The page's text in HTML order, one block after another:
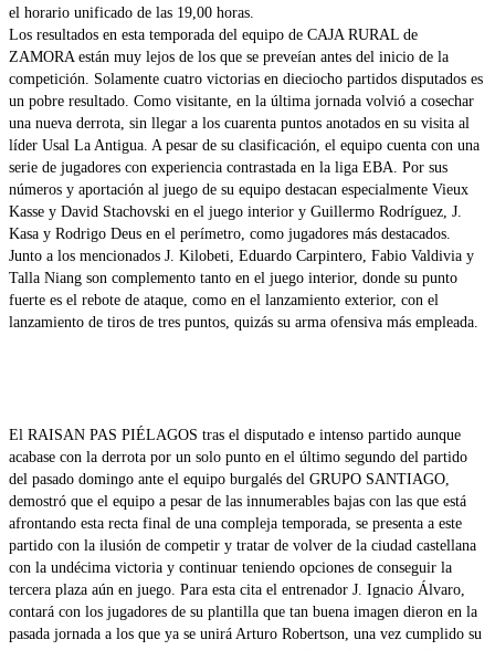
el horario unificado de las 19,00 horas.
Los resultados en esta temporada del equipo de CAJA RURAL de
ZAMORA están muy lejos de los que se preveían antes del inicio de la
competición. Solamente cuatro victorias en dieciocho partidos disputados es
un pobre resultado. Como visitante, en la última jornada volvió a cosechar
una nueva derrota, sin llegar a los cuarenta puntos anotados en su visita al
líder Usal La Antigua. A pesar de su clasificación, el equipo cuenta con una
serie de jugadores con experiencia contrastada en la liga EBA. Por sus
números y aportación al juego de su equipo destacan especialmente Vieux
Kasse y David Stachovski en el juego interior y Guillermo Rodríguez, J.
Kasa y Rodrigo Deus en el perímetro, como jugadores más destacados.
Junto a los mencionados J. Kilobeti, Eduardo Carpintero, Fabio Valdivia y
Talla Niang son complemento tanto en el juego interior, donde su punto
fuerte es el rebote de ataque, como en el lanzamiento exterior, con el
lanzamiento de tiros de tres puntos, quizás su arma ofensiva más empleada.
El RAISAN PAS PIÉLAGOS tras el disputado e intenso partido aunque
acabase con la derrota por un solo punto en el último segundo del partido
del pasado domingo ante el equipo burgalés del GRUPO SANTIAGO,
demostró que el equipo a pesar de las innumerables bajas con las que está
afrontando esta recta final de una compleja temporada, se presenta a este
partido con la ilusión de competir y tratar de volver de la ciudad castellana
con la undécima victoria y continuar teniendo opciones de conseguir la
tercera plaza aún en juego. Para esta cita el entrenador J. Ignacio Álvaro,
contará con los jugadores de su plantilla que tan buena imagen dieron en la
pasada jornada a los que ya se unirá Arturo Robertson, una vez cumplido su